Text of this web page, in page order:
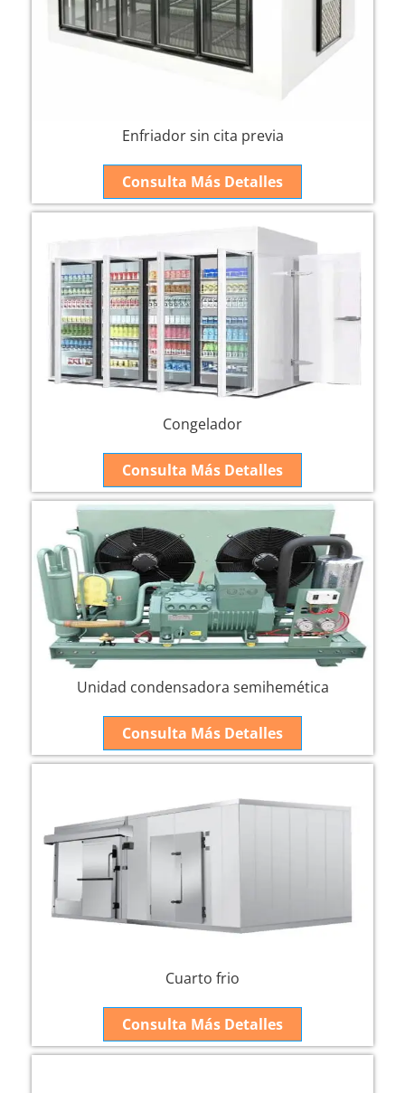
Enfriador sin cita previa
Consulta Más Detalles
Congelador
Consulta Más Detalles
Unidad condensadora semihemética
Consulta Más Detalles
Cuarto frio
Consulta Más Detalles